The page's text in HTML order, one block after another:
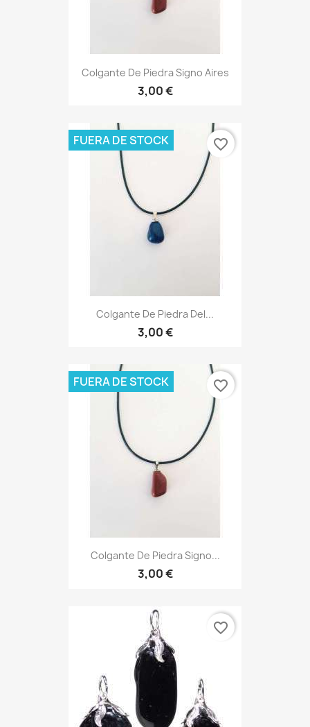
Colgante De Piedra Signo Aires
3,00 €
Colgante De Piedra Del...
3,00 €
FUERA DE STOCK favorite_border
Colgante De Piedra Signo...
3,00 €
FUERA DE STOCK favorite_border
favorite_border